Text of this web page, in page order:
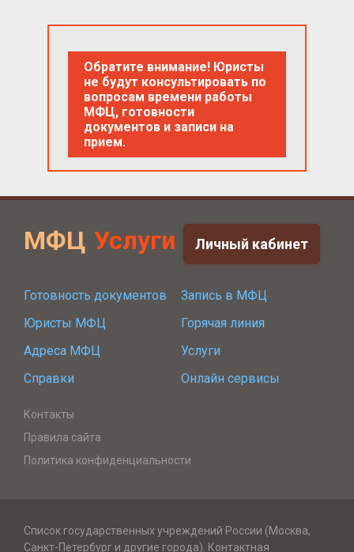
Обратите внимание! Юристы
не будут консультировать по
вопросам времени работы
МФЦ, готовности
документов и записи на
прием.
МФЦ Услуги Личный кабинет
Готовность документов
Запись в МФЦ
Юристы МФЦ
Горячая линия
Адреса МФЦ
Услуги
Справки
Онлайн сервисы
Контакты
Правила сайта
Политика конфиденциальности
Список государственных учреждений России (Москва,
Санкт-Петербург и другие города). Контактная